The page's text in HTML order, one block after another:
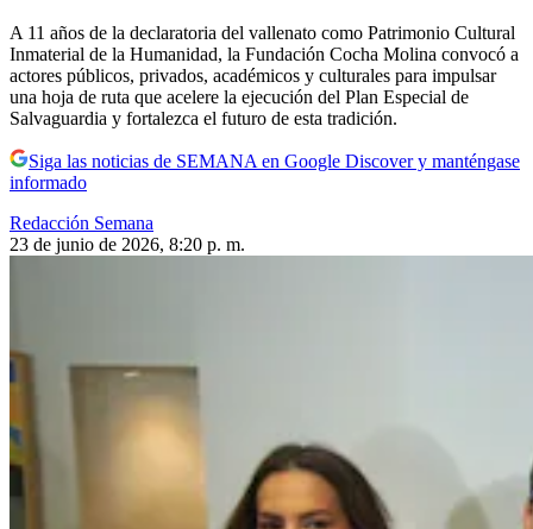
A 11 años de la declaratoria del vallenato como Patrimonio Cultural
Inmaterial de la Humanidad, la Fundación Cocha Molina convocó a
actores públicos, privados, académicos y culturales para impulsar
una hoja de ruta que acelere la ejecución del Plan Especial de
Salvaguardia y fortalezca el futuro de esta tradición.
Siga las noticias de SEMANA en Google Discover y manténgase
informado
Redacción Semana
23 de junio de 2026, 8:20 p. m.